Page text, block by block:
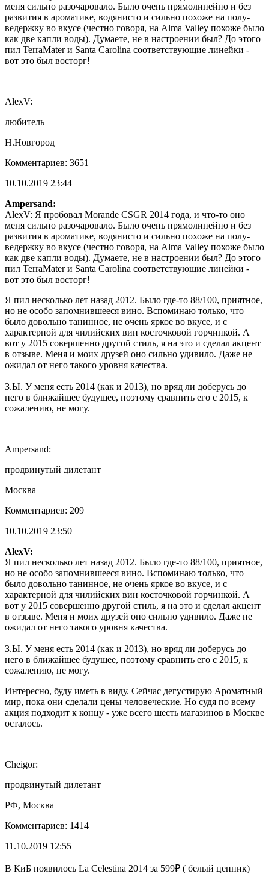
меня сильно разочаровало. Было очень прямолинейно и без
развития в ароматике, водянисто и сильно похоже на полу-
ведержку во вкусе (честно говоря, на Alma Valley похоже было
как две капли воды). Думаете, не в настроении был? До этого
пил TerraMater и Santa Carolina соответствующие линейки -
вот это был восторг!
AlexV:
любитель
Н.Новгород
Комментариев: 3651
10.10.2019 23:44
Ampersand:
AlexV: Я пробовал Morande CSGR 2014 года, и что-то оно
меня сильно разочаровало. Было очень прямолинейно и без
развития в ароматике, водянисто и сильно похоже на полу-
ведержку во вкусе (честно говоря, на Alma Valley похоже было
как две капли воды). Думаете, не в настроении был? До этого
пил TerraMater и Santa Carolina соответствующие линейки -
вот это был восторг!
Я пил несколько лет назад 2012. Было где-то 88/100, приятное,
но не особо запомнившееся вино. Вспоминаю только, что
было довольно танинное, не очень яркое во вкусе, и с
характерной для чилийских вин косточковой горчинкой. А
вот у 2015 совершенно другой стиль, я на это и сделал акцент
в отзыве. Меня и моих друзей оно сильно удивило. Даже не
ожидал от него такого уровня качества.
З.Ы. У меня есть 2014 (как и 2013), но вряд ли доберусь до
него в ближайшее будущее, поэтому сравнить его с 2015, к
сожалению, не могу.
Ampersand:
продвинутый дилетант
Москва
Комментариев: 209
10.10.2019 23:50
AlexV:
Я пил несколько лет назад 2012. Было где-то 88/100, приятное,
но не особо запомнившееся вино. Вспоминаю только, что
было довольно танинное, не очень яркое во вкусе, и с
характерной для чилийских вин косточковой горчинкой. А
вот у 2015 совершенно другой стиль, я на это и сделал акцент
в отзыве. Меня и моих друзей оно сильно удивило. Даже не
ожидал от него такого уровня качества.
З.Ы. У меня есть 2014 (как и 2013), но вряд ли доберусь до
него в ближайшее будущее, поэтому сравнить его с 2015, к
сожалению, не могу.
Интересно, буду иметь в виду. Сейчас дегустирую Ароматный
мир, пока они сделали цены человеческие. Но судя по всему
акция подходит к концу - уже всего шесть магазинов в Москве
осталось.
Cheigor:
продвинутый дилетант
РФ, Москва
Комментариев: 1414
11.10.2019 12:55
В КиБ появилось La Celestina 2014 за 599₽ ( белый ценник)